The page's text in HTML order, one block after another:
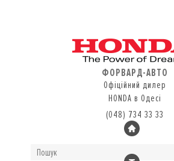
ФОРВАРД-АВТО
Офіційний дилер
HONDA в Одесі
(048) 734 33 33